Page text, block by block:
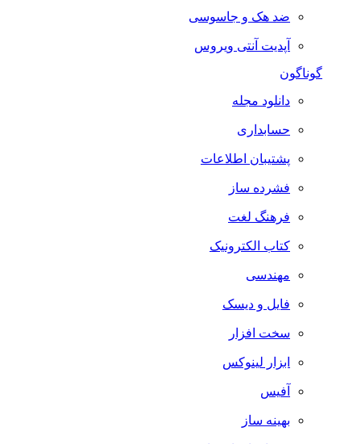
ضد هک و جاسوسی
آپدیت آنتی ویروس
گوناگون
دانلود مجله
حسابداری
پشتیبان اطلاعات
فشرده ساز
فرهنگ لغت
کتاب الکترونیک
مهندسی
فایل و دیسک
سخت افزار
ابزار لینوکس
آفیس
بهینه ساز